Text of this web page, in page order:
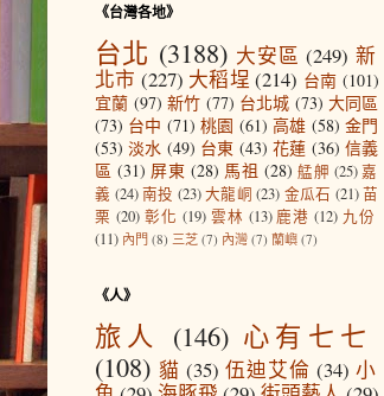
《台灣各地》
台北 (3188) 大安區 (249) 新
北市 (227) 大稻埕 (214) 台南 (101)
宜蘭 (97) 新竹 (77) 台北城 (73) 大同區
(73) 台中 (71) 桃園 (61) 高雄 (58) 金門
(53) 淡水 (49) 台東 (43) 花蓮 (36) 信義
區 (31) 屏東 (28) 馬祖 (28) 艋舺 (25) 嘉
義 (24) 南投 (23)大龍峒 (23) 金瓜石 (21)苗
栗 (20) 彰化 (19) 雲林 (13) 鹿港 (12) 九份
(11) 內門 (8) 三芝 (7) 內灣 (7) 蘭嶼 (7)
《人》
旅人 (146) 心有七七
(108) 貓 (35) 伍迪艾倫 (34) 小